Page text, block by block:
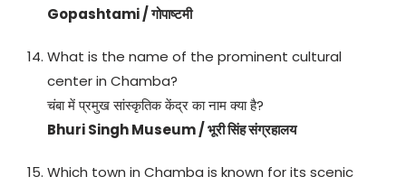
Gopashtami / गोपाष्टमी
What is the name of the prominent cultural
center in Chamba?
चंबा में प्रमुख सांस्कृतिक केंद्र का नाम क्या है?
Bhuri Singh Museum / भूरी सिंह संग्रहालय
Which town in Chamba is known for its scenic